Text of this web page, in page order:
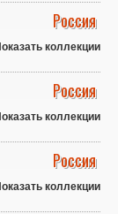
Россия
коллекции
Россия
коллекции
Россия
коллекции